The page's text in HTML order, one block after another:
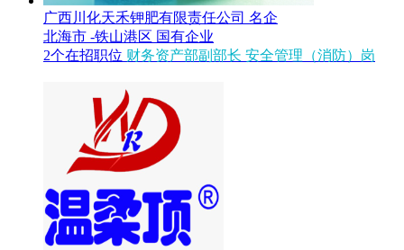
广西川化天禾钾肥有限责任公司 名企
北海市 -铁山港区 国有企业
2个在招职位 财务资产部副部长 安全管理（消防）岗